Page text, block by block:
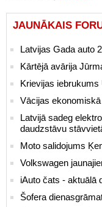
JAUNĀKAIS
Latvijas Gada auto
Kārtējā avārija
Krievijas iebrukums
Vācijas
Latvijā sadeg
daudzstāvu
Moto salidojums
Volkswagen
iAuto čats - aktuālā
Šofera